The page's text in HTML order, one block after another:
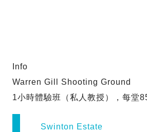
Info
Warren Gill Shooting Ground
1小時體驗班（私人教授），每堂
Swinton Estate